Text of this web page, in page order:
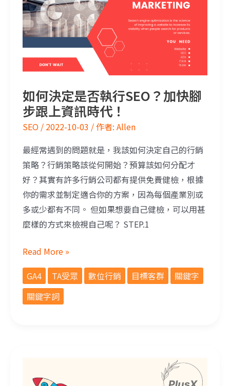
如何決定是否執行SEO？加快腳
步跟上資訊時代！
SEO / 2022-10-03 / 作者: Allen
最經常遇到的問題就是，我該如何決定自己的行銷
策略？行銷策略該從何開始？預算該如何分配才
好？其實有許多行銷公司都有提供免費健檢，根據
你的需求並制定適合你的方案，因為每個產業別或
多或少都有不同。 但如果想要自己健檢，可以用甚
麼樣的方式來檢視自己呢？ STEP.1
Read More »
GA4
TA受眾 數位行銷 目標客群
關鍵字
關鍵字詞